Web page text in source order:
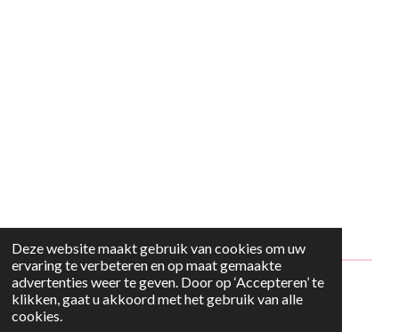
Deze website maakt gebruik van cookies om uw
ervaring te verbeteren en op maat gemaakte
advertenties weer te geven. Door op ‘Accepteren’ te
klikken, gaat u akkoord met het gebruik van alle
cookies.
© 2024 - 2026 Style2Maria
Powered by